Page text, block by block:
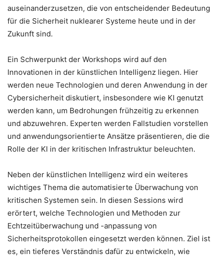
auseinanderzusetzen, die von entscheidender Bedeutung
für die Sicherheit nuklearer Systeme heute und in der
Zukunft sind.
Ein Schwerpunkt der Workshops wird auf den
Innovationen in der künstlichen Intelligenz liegen. Hier
werden neue Technologien und deren Anwendung in der
Cybersicherheit diskutiert, insbesondere wie KI genutzt
werden kann, um Bedrohungen frühzeitig zu erkennen
und abzuwehren. Experten werden Fallstudien vorstellen
und anwendungsorientierte Ansätze präsentieren, die die
Rolle der KI in der kritischen Infrastruktur beleuchten.
Neben der künstlichen Intelligenz wird ein weiteres
wichtiges Thema die automatisierte Überwachung von
kritischen Systemen sein. In diesen Sessions wird
erörtert, welche Technologien und Methoden zur
Echtzeitüberwachung und -anpassung von
Sicherheitsprotokollen eingesetzt werden können. Ziel ist
es, ein tieferes Verständnis dafür zu entwickeln, wie